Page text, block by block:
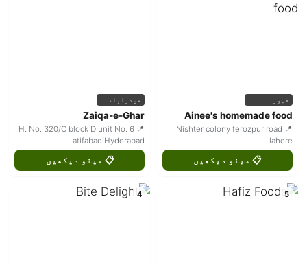
لاہور
Ainee's homemade food
📍 Nishter colony ferozpur road
lahore
📋 مینو دیکھیں
حیدرآباد
Zaiqa-e-Ghar
📍 H. No. 320/C block D unit No. 6
Latifabad Hyderabad
📋 مینو دیکھیں
5
4